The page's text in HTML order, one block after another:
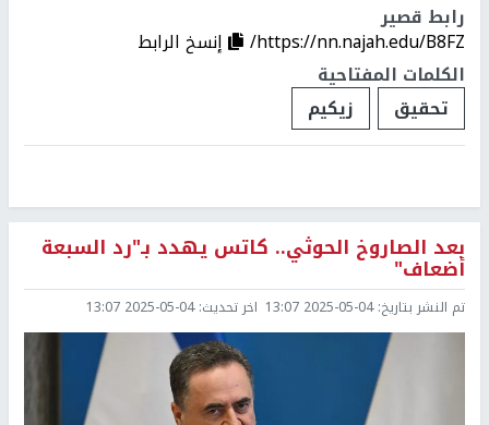
رابط قصير
https://nn.najah.edu/B8FZ/
إنسخ الرابط
الكلمات المفتاحية
تحقيق
زيكيم
بعد الصاروخ الحوثي.. كاتس يهدد بـ"رد السبعة
أضعاف"
تم النشر بتاريخ:2025-05-04 13:07 اخر تحديث:2025-05-04 13:07